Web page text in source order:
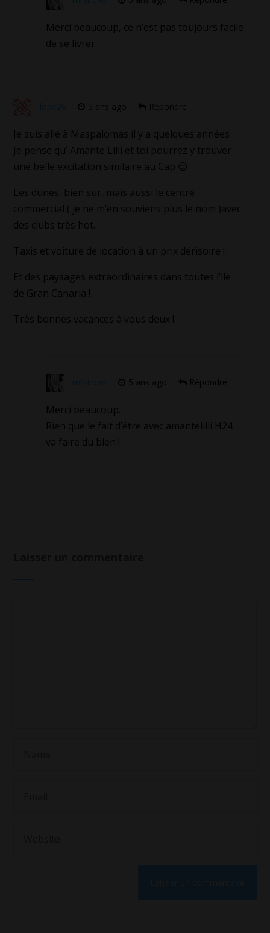
Merci beaucoup, ce n’est pas toujours facile
de se livrer.
5 ans ago Répondre
Je suis allé à Maspalomas il y a quelques années .
Je pense qu’ Amante Lilli et toi pourrez y trouver
une belle excitation similaire au Cap 😉
Les dunes, bien sur, mais aussi le centre
commercial ( je ne m’en souviens plus le nom )avec
des clubs très hot.
Taxis et voiture de location à un prix dérisoire !
Et des paysages extraordinaires dans toutes l’ile
de Gran Canaria !
Très bonnes vacances à vous deux !
5 ans ago Répondre
Merci beaucoup.
Rien que le fait d’être avec amantelilli H24
va faire du bien !